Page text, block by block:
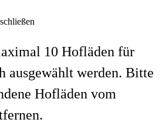
schließen
10 Hofläden für
ausgewählt werden. Bitte
Hofläden vom